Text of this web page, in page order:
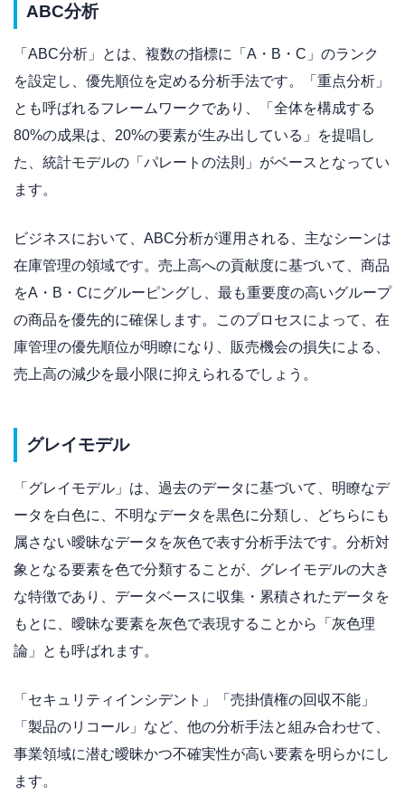
ABC分析
「ABC分析」とは、複数の指標に「A・B・C」のランク
を設定し、優先順位を定める分析手法です。「重点分析」
とも呼ばれるフレームワークであり、「全体を構成する
80%の成果は、20%の要素が生み出している」を提唱し
た、統計モデルの「パレートの法則」がベースとなってい
ます。
ビジネスにおいて、ABC分析が運用される、主なシーンは
在庫管理の領域です。売上高への貢献度に基づいて、商品
をA・B・Cにグルーピングし、最も重要度の高いグループ
の商品を優先的に確保します。このプロセスによって、在
庫管理の優先順位が明瞭になり、販売機会の損失による、
売上高の減少を最小限に抑えられるでしょう。
グレイモデル
「グレイモデル」は、過去のデータに基づいて、明瞭なデ
ータを白色に、不明なデータを黒色に分類し、どちらにも
属さない曖昧なデータを灰色で表す分析手法です。分析対
象となる要素を色で分類することが、グレイモデルの大き
な特徴であり、データベースに収集・累積されたデータを
もとに、曖昧な要素を灰色で表現することから「灰色理
論」とも呼ばれます。
「セキュリティインシデント」「売掛債権の回収不能」
「製品のリコール」など、他の分析手法と組み合わせて、
事業領域に潜む曖昧かつ不確実性が高い要素を明らかにし
ます。